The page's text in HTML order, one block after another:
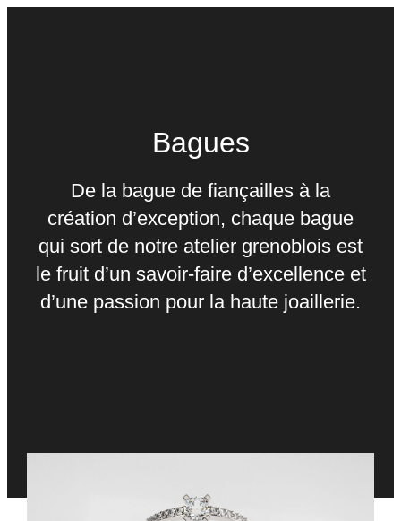
Bagues
De la bague de fiançailles à la
création d’exception, chaque bague
qui sort de notre atelier grenoblois est
le fruit d’un savoir-faire d’excellence et
d’une passion pour la haute joaillerie.